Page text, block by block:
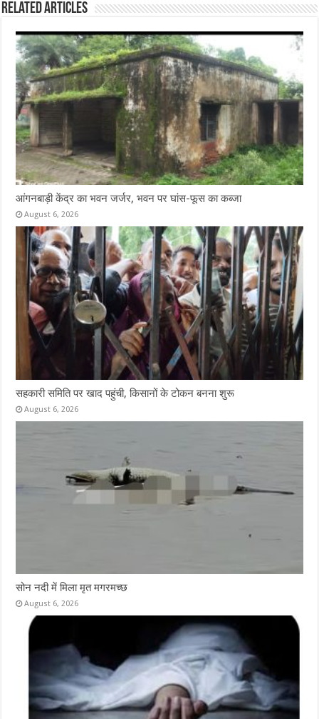
o
o
k
r
A
p
p
Related Articles
आंगनबाड़ी केंद्र का भवन जर्जर, भवन पर घांस-फूस का कब्जा
August 6, 2026
सहकारी समिति पर खाद पहुंची, किसानों के टोकन बनना शुरू
August 6, 2026
सोन नदी में मिला मृत मगरमच्छ
August 6, 2026